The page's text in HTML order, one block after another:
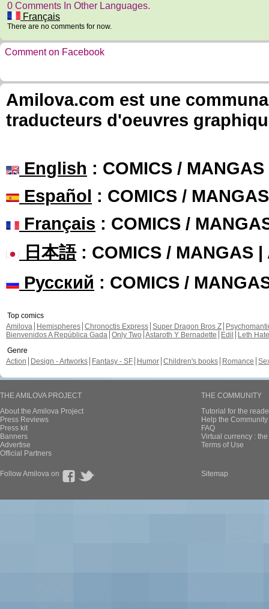
0 Comments In Other Languages.
Français
There are no comments for now.
Comment on Facebook
Amilova.com est une
traducteurs d'oeuvres
English : COMICS /
Español : COMICS /
Français : COMICS /
日本語: COMICS / MANGAS |
Русский : COMICS /
Top comics
Amilova
Hemispheres Chronoctis Express Super Dragon Bros Z
Bienvenidos A República Gada Only Two Astaroth Y Bernadette Edil
Leth Hate
Genre
Action
Design - Artworks Fantasy - SF Humor Children's books Romance
THE AMILOVA PROJECT
About the Amilova Project
Press Reviews
Press kit
Banners
Advertise
Official Partners
THE COMMUNITY
Tutorial for the
Help the
FAQ
Virtual currency :
Terms of Use
Follow Amilova on Sitemap